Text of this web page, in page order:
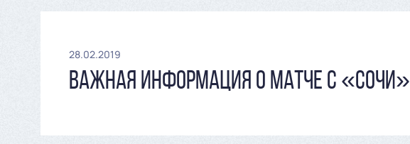
28.02.2019
ВАЖНАЯ ИНФОРМАЦИЯ О МАТЧЕ С «СОЧИ»